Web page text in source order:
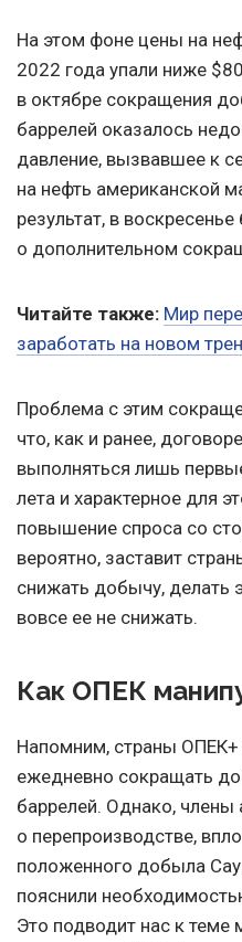
На этом фоне цены на
2022 года упали ниже
в октябре сокращения
баррелей оказалось
давление, вызвавшее к
на нефть американской
результат, в
о дополнительном
Читайте также: Мир
заработать на новом
Проблема с этим
что, как и ранее,
выполняться лишь
лета и характерное для
повышение спроса со
вероятно, заставит
снижать добычу, делать
вовсе ее не снижать.
Как ОПЕК
Напомним, страны
ежедневно сокращать
баррелей. Однако,
о перепроизводстве,
положенного добыла
пояснили
Это подводит нас к теме